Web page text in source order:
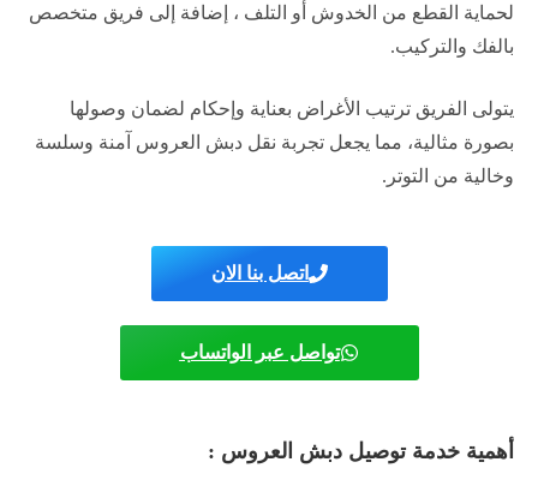
لحماية القطع من الخدوش أو التلف ، إضافة إلى فريق متخصص
بالفك والتركيب.
يتولى الفريق ترتيب الأغراض بعناية وإحكام لضمان وصولها
بصورة مثالية، مما يجعل تجربة نقل دبش العروس آمنة وسلسة
وخالية من التوتر.​
اتصل بنا الان
تواصل عبر الواتساب
أهمية خدمة توصيل دبش العروس :